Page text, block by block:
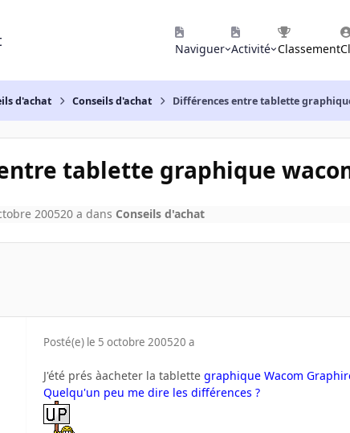
Naviguer Activité Classement
d'achat Conseils d'achat Différences entre tablette
tablette graphique
200520 a dans Conseils d'achat
Posté(e) le 5 octobre 200520 a
J'été prés àacheter la tablette graphique Wacom
Quelqu'un peu me dire les différences ?